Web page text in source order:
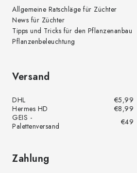
Allgemeine Ratschläge für Züchter
News für Züchter
Tipps und Tricks für den Pflanzenanbau
Pflanzenbeleuchtung
Versand
DHL
€5,99
Hermes HD
€8,99
GEIS -
Palettenversand
€49
Zahlung